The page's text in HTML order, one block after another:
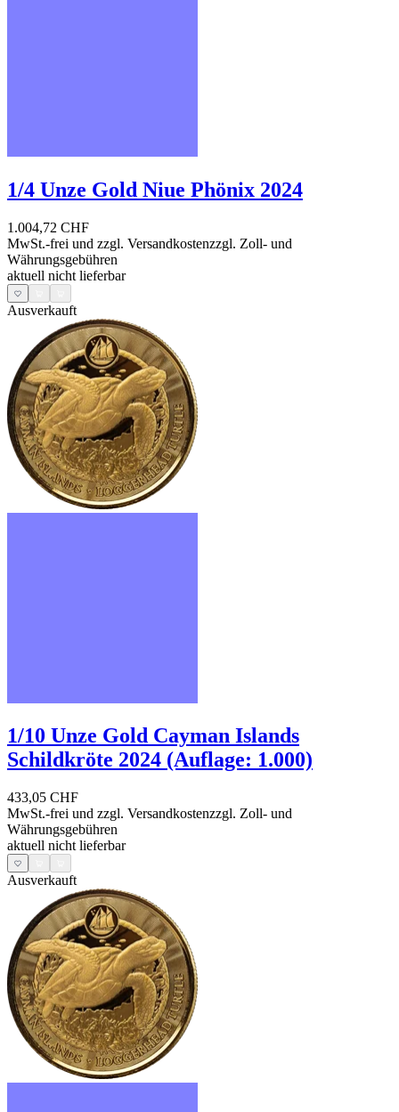
1/4 Unze Gold Niue Phönix 2024
1.004,72 CHF
MwSt.-frei und zzgl. Versandkostenzzgl. Zoll- und
Währungsgebühren
aktuell nicht lieferbar
Ausverkauft
1/10 Unze Gold Cayman Islands
Schildkröte 2024 (Auflage: 1.000)
433,05 CHF
MwSt.-frei und zzgl. Versandkostenzzgl. Zoll- und
Währungsgebühren
aktuell nicht lieferbar
Ausverkauft